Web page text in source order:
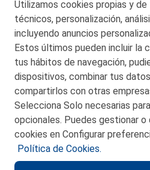
© 2026
CONTACTO
MAPA WEB
POLITICA DE
Utilizamos cookies propias y
técnicos, personalización,
incluyendo anuncios
Estos últimos pueden incluir la
tus hábitos de navegación,
dispositivos, combinar tus
compartirlos con otras
Selecciona Solo necesarias
opcionales. Puedes gestionar
cookies en Configurar
Política de Cookies.